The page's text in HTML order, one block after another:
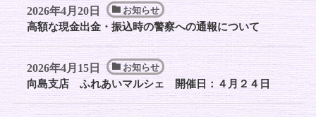
2026年4月20日 お知らせ
高額な現金出金・振込時の警察への通報について
2026年4月15日 お知らせ
向島支店 ふれあいマルシェ 開催日：４月２４日